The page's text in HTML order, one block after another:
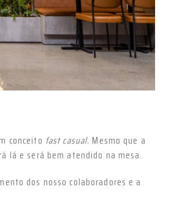
conceito fast casual. Mesmo que a
lá e será bem atendido na mesa.
dos nosso colaboradores e a